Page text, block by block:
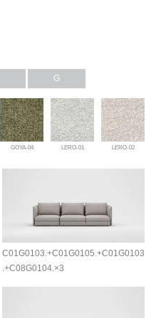
G
GOYA-04 LERO-01 LERO-02
C01G0103.+C01G0105.+C01G0103
.+C08G0104.×3